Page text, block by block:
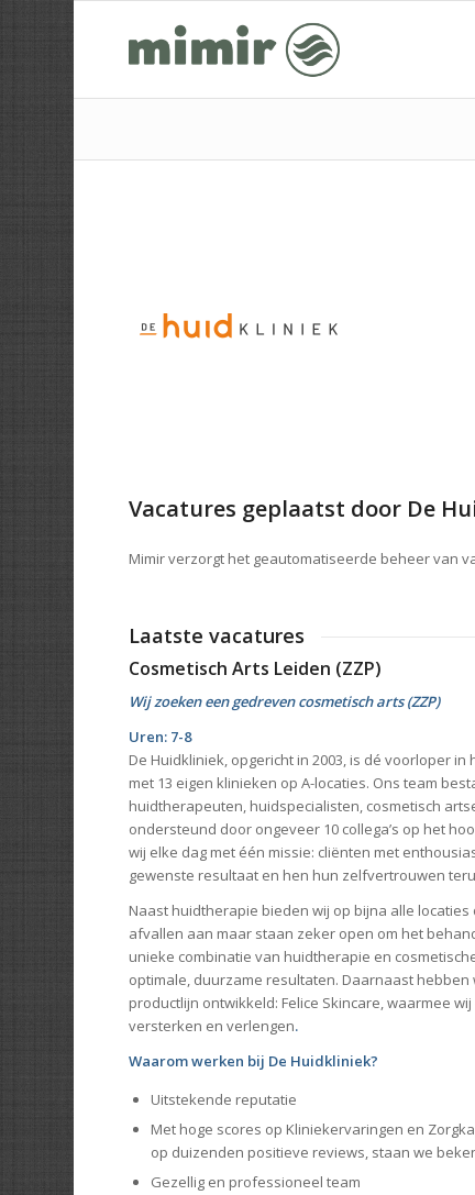
Vacatures geplaatst door De
Mimir verzorgt het geautomatiseerde beheer van
Laatste vacatures
Cosmetisch Arts Leiden (ZZP)
Wij zoeken een gedreven cosmetisch arts (ZZP)
Uren: 7-8
De Huidkliniek, opgericht in 2003, is dé voorloper
met 13 eigen klinieken op A-locaties. Ons team
huidtherapeuten, huidspecialisten, cosmetisch
ondersteund door ongeveer 10 collega’s op het
wij elke dag met één missie: cliënten met
gewenste resultaat en hen hun zelfvertrouwen
Naast huidtherapie bieden wij op bijna alle
afvallen aan maar staan zeker open om het
unieke combinatie van huidtherapie en
optimale, duurzame resultaten. Daarnaast
productlijn ontwikkeld: Felice Skincare, waarmee
versterken en verlengen.
Waarom werken bij De Huidkliniek?
Uitstekende reputatie
Met hoge scores op Kliniekervaringen en
op duizenden positieve reviews, staan we
Gezellig en professioneel team